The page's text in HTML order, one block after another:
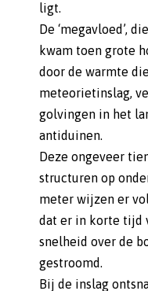
ligt.
De ‘megavloed’,
kwam toen grote
door de warmte
meteorietinslag,
golvingen in het
antiduinen.
Deze ongeveer
structuren op
meter wijzen er
dat er in korte tijd
snelheid over de
gestroomd.
Bij de inslag